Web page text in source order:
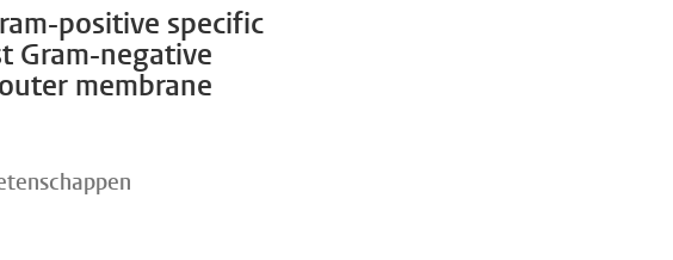
positive specific
Gram-negative
membrane